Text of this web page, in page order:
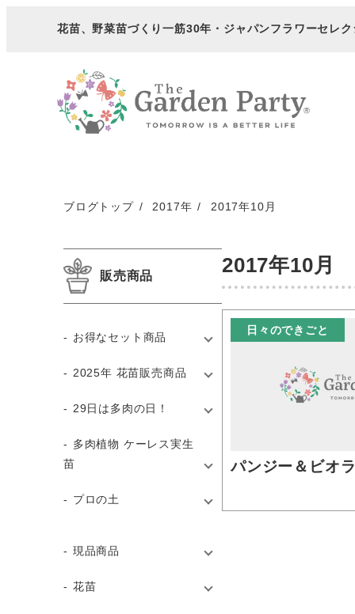
花苗、野菜苗づくり一筋30年・ ジャパンフラワーセレ
ブログトップ 2017年 2017年10月
2017年10月
日々のできごと
パンジー＆ビオ
販売商品
お得なセット商品
2025年 花苗販売商品
29日は多肉の日！
多肉植物 ケーレス実生
苗
プロの土
現品商品
花苗